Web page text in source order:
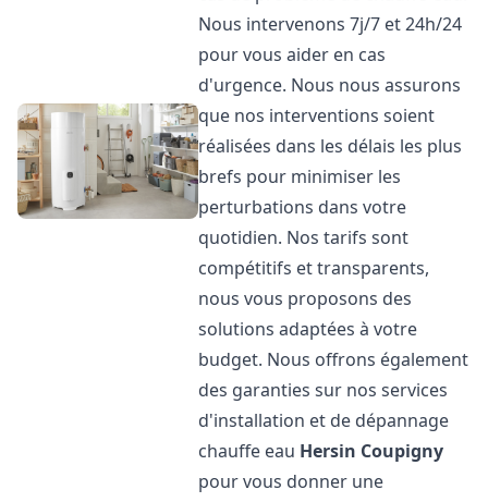
Nous intervenons 7j/7 et 24h/24
pour vous aider en cas
d'urgence. Nous nous assurons
que nos interventions soient
réalisées dans les délais les plus
brefs pour minimiser les
perturbations dans votre
quotidien. Nos tarifs sont
compétitifs et transparents,
nous vous proposons des
solutions adaptées à votre
budget. Nous offrons également
des garanties sur nos services
d'installation et de dépannage
chauffe eau Hersin Coupigny
pour vous donner une